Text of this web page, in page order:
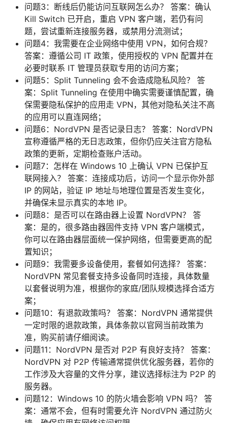
问题3：断线后仍能访问互联网怎么办？ 答案：确认
Kill Switch 已开启，重启 VPN 客户端，若仍有问
题，尝试重新连接服务器，或禁用分流测试；
问题4：我需要在企业网络中使用 VPN，如何合规？
答案：遵循公司 IT 政策，使用授权的 VPN 配置并在
必要时联系 IT 管理员获取专用的访问方案；
问题5：Split Tunneling 会不会造成隐私风险？ 答
案：Split Tunneling 在使用中确实需要谨慎配置，确
保需要隐私保护的应用走 VPN，其他对隐私关注不高
的应用可以直连网络；
问题6：NordVPN 是否记录日志？ 答案：NordVPN
宣称遵循严格的无日志政策，但你仍应关注官方隐私
政策的更新，定期检查账户活动。
问题7：怎样在 Windows 10 上确认 VPN 已保护互
联网接入？ 答案：连接成功后，访问一个显示你外部
IP 的网站，验证 IP 地址与地理位置是否发生变化，
并确保未显示真实的本地 IP。
问题8：是否可以在路由器上设置 NordVPN？ 答
案：是的，很多路由器固件支持 VPN 客户端模式，
你可以在路由器层面统一保护网络，但需要更高的配
置知识；
问题9：我需要多设备使用，套餐如何选择？ 答案：
NordVPN 常见套餐支持多设备同时连接，具体数量
以套餐说明为准，根据你的家庭/团队规模选择合适方
案；
问题10：有退款政策吗？ 答案：NordVPN 通常提供
一定时限的退款政策，具体条款以官网当前政策为
准，购买前请仔细阅读。
问题11：NordVPN 是否对 P2P 有良好支持？ 答案：
NordVPN 对 P2P 传输通常提供优化服务器，若你的
工作涉及大容量的文件分享，建议选择标注为 P2P 的
服务器。
问题12：Windows 10 的防火墙会影响 VPN 吗？ 答
案：通常不会，但有时需要允许 NordVPN 通过防火